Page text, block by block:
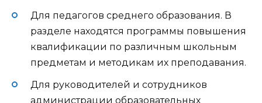
Для педагогов среднего образования. В
разделе находятся программы повышения
квалификации по различным школьным
предметам и методикам их преподавания.
Для руководителей и сотрудников
администрации образовательных